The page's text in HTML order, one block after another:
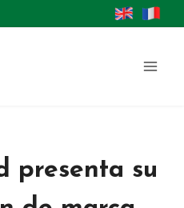
presenta su